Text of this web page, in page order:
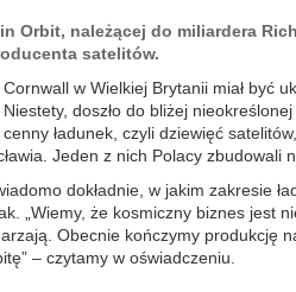
Orbit, należącej do miliardera
satelitów.
w Wielkiej Brytanii miał być
doszło do bliżej
ładunek, czyli dziewięć
Jeden z nich Polacy zbudowali
dokładnie, w jakim zakresie
„Wiemy, że kosmiczny biznes jest
Obecnie kończymy produkcję
– czytamy w oświadczeniu.